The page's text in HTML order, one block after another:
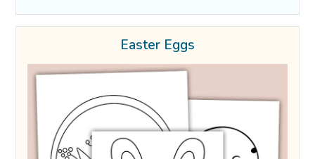
Easter Eggs